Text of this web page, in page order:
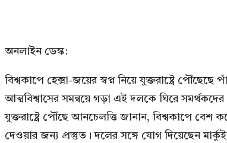
অনলাইন ডেস্ক:
বিশ্বকাপে হেক্সা-জয়ের স্বপ্ন নিয়ে যুক্তরাষ্ট্রে
আত্মবিশ্বাসের সমন্বয়ে গড়া এই দলকে ঘিরে
যুক্তরাষ্ট্রে পৌঁছে আনচেলত্তি জানান, বিশ্বকাপে বেশ
দেওয়ার জন্য প্রস্তুত। দলের সঙ্গে যোগ দিয়েছেন